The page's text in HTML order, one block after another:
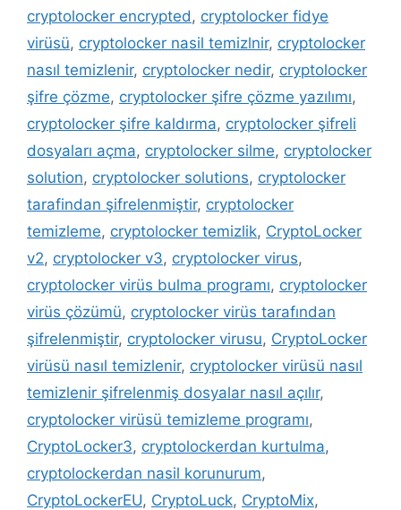
cryptolocker encrypted, cryptolocker fidye
virüsü, cryptolocker nasil temizlnir, cryptolocker
nasıl temizlenir, cryptolocker nedir, cryptolocker
şifre çözme, cryptolocker şifre çözme yazılımı,
cryptolocker şifre kaldırma, cryptolocker şifreli
dosyaları açma, cryptolocker silme, cryptolocker
solution, cryptolocker solutions, cryptolocker
tarafindan şifrelenmiştir, cryptolocker
temizleme, cryptolocker temizlik, CryptoLocker
v2, cryptolocker v3, cryptolocker virus,
cryptolocker virüs bulma programı, cryptolocker
virüs çözümü, cryptolocker virüs tarafından
şifrelenmiştir, cryptolocker virusu, CryptoLocker
virüsü nasıl temizlenir, cryptolocker virüsü nasıl
temizlenir şifrelenmiş dosyalar nasıl açılır,
cryptolocker virüsü temizleme programı,
CryptoLocker3, cryptolockerdan kurtulma,
cryptolockerdan nasil korunurum,
CryptoLockerEU, CryptoLuck, CryptoMix,